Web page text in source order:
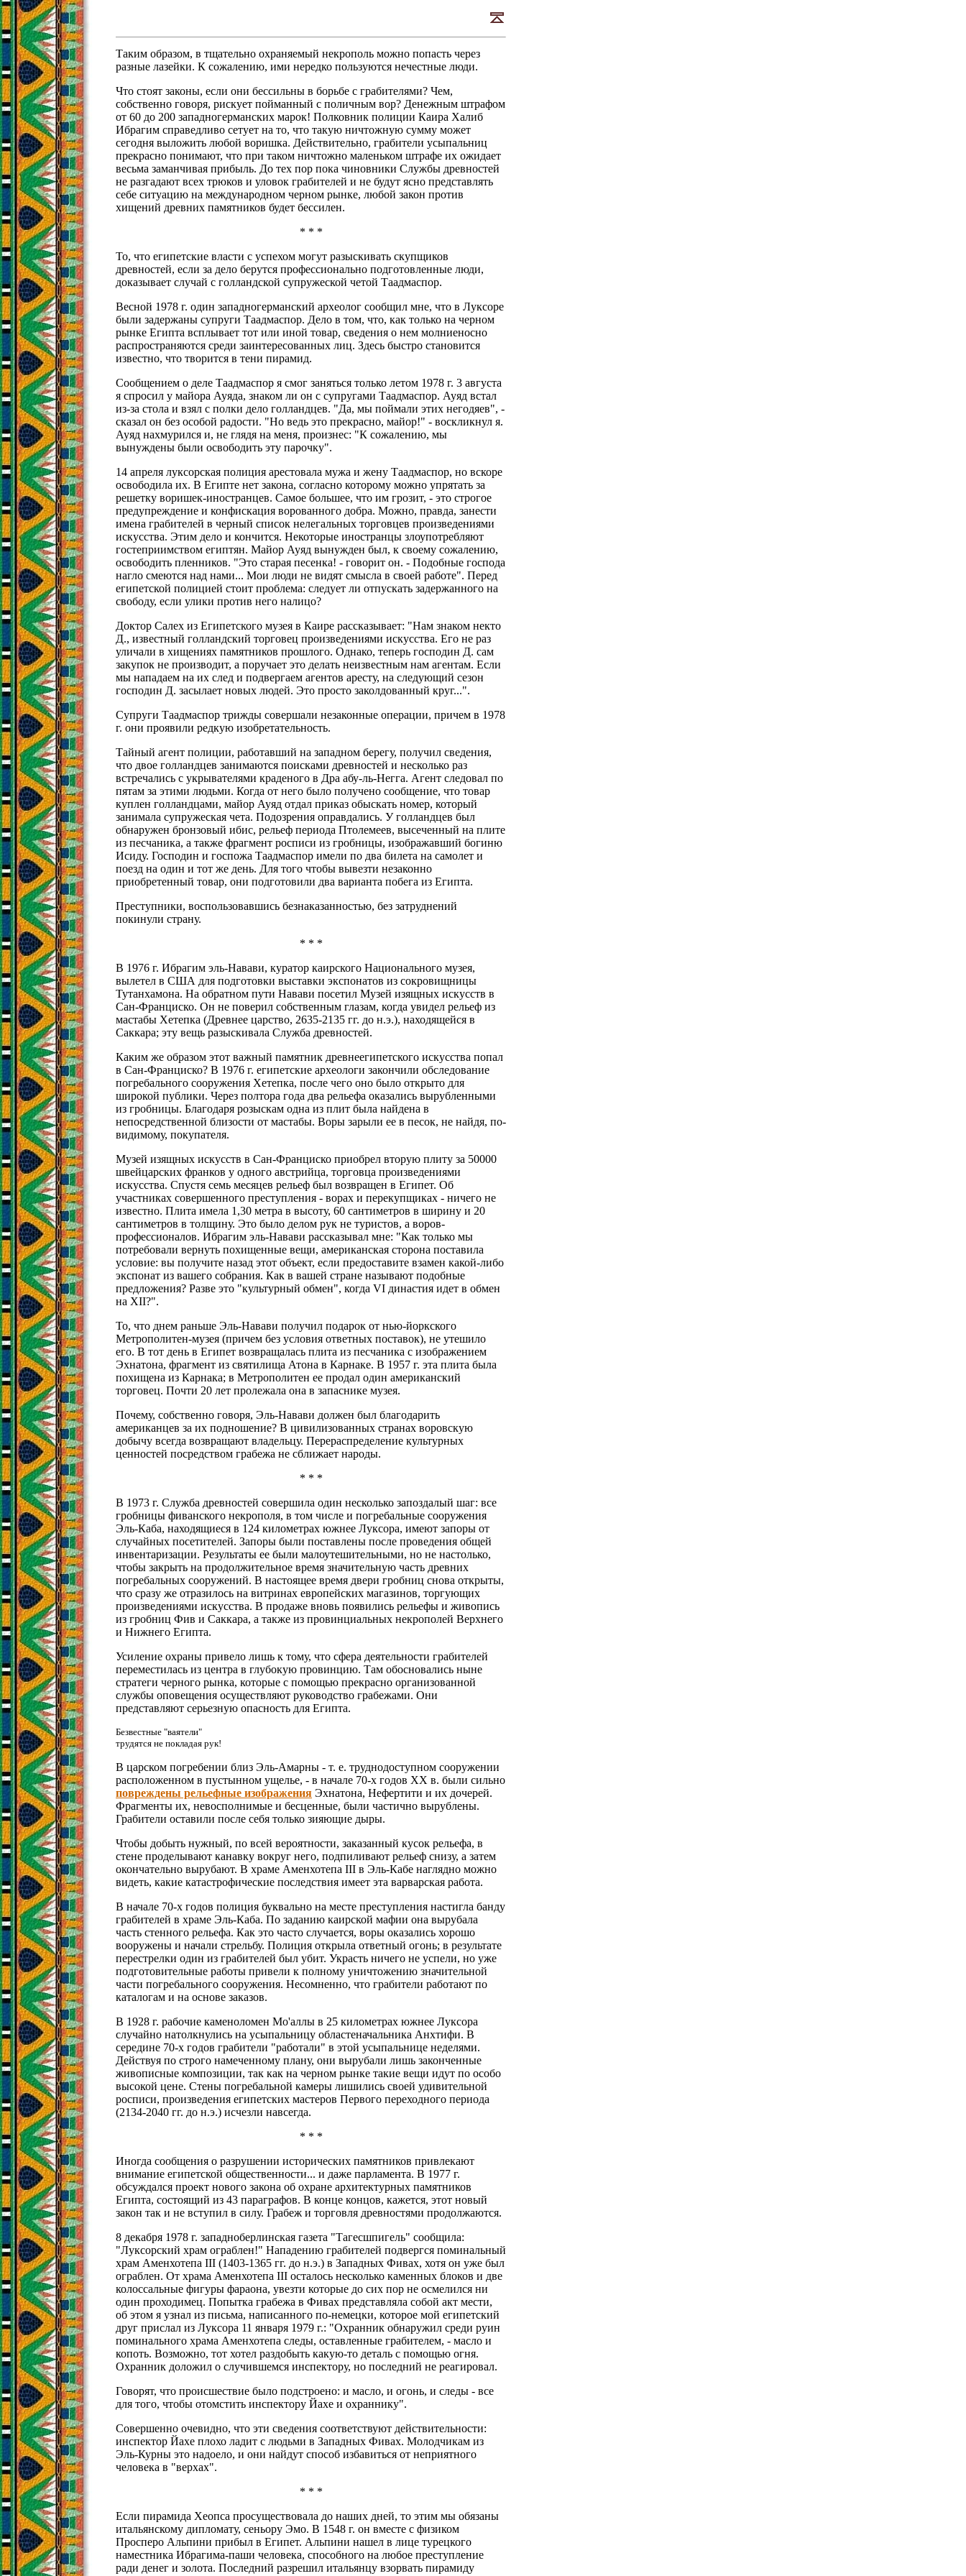
Таким образом, в тщательно охраняемый некрополь можно попасть через
разные лазейки. К сожалению, ими нередко пользуются нечестные люди.
Что стоят законы, если они бессильны в борьбе с грабителями? Чем,
собственно говоря, рискует пойманный с поличным вор? Денежным штрафом
от 60 до 200 западногерманских марок! Полковник полиции Каира Халиб
Ибрагим справедливо сетует на то, что такую ничтожную сумму может
сегодня выложить любой воришка. Действительно, грабители усыпальниц
прекрасно понимают, что при таком ничтожно маленьком штрафе их ожидает
весьма заманчивая прибыль. До тех пор пока чиновники Службы древностей
не разгадают всех трюков и уловок грабителей и не будут ясно представлять
себе ситуацию на международном черном рынке, любой закон против
хищений древних памятников будет бессилен.
* * *
То, что египетские власти с успехом могут разыскивать скупщиков
древностей, если за дело берутся профессионально подготовленные люди,
доказывает случай с голландской супружеской четой Таадмаспор.
Весной 1978 г. один западногерманский археолог сообщил мне, что в Луксоре
были задержаны супруги Таадмаспор. Дело в том, что, как только на черном
рынке Египта всплывает тот или иной товар, сведения о нем молниеносно
распространяются среди заинтересованных лиц. Здесь быстро становится
известно, что творится в тени пирамид.
Сообщением о деле Таадмаспор я смог заняться только летом 1978 г. 3 августа
я спросил у майора Ауяда, знаком ли он с супругами Таадмаспор. Ауяд встал
из-за стола и взял с полки дело голландцев. "Да, мы поймали этих негодяев", -
сказал он без особой радости. "Но ведь это прекрасно, майор!" - воскликнул я.
Ауяд нахмурился и, не глядя на меня, произнес: "К сожалению, мы
вынуждены были освободить эту парочку".
14 апреля луксорская полиция арестовала мужа и жену Таадмаспор, но вскоре
освободила их. В Египте нет закона, согласно которому можно упрятать за
решетку воришек-иностранцев. Самое большее, что им грозит, - это строгое
предупреждение и конфискация ворованного добра. Можно, правда, занести
имена грабителей в черный список нелегальных торговцев произведениями
искусства. Этим дело и кончится. Некоторые иностранцы злоупотребляют
гостеприимством египтян. Майор Ауяд вынужден был, к своему сожалению,
освободить пленников. "Это старая песенка! - говорит он. - Подобные господа
нагло смеются над нами... Мои люди не видят смысла в своей работе". Перед
египетской полицией стоит проблема: следует ли отпускать задержанного на
свободу, если улики против него налицо?
Доктор Салех из Египетского музея в Каире рассказывает: "Нам знаком некто
Д., известный голландский торговец произведениями искусства. Его не раз
уличали в хищениях памятников прошлого. Однако, теперь господин Д. сам
закупок не производит, а поручает это делать неизвестным нам агентам. Если
мы нападаем на их след и подвергаем агентов аресту, на следующий сезон
господин Д. засылает новых людей. Это просто заколдованный круг...".
Супруги Таадмаспор трижды совершали незаконные операции, причем в 1978
г. они проявили редкую изобретательность.
Тайный агент полиции, работавший на западном берегу, получил сведения,
что двое голландцев занимаются поисками древностей и несколько раз
встречались с укрывателями краденого в Дра абу-ль-Негга. Агент следовал по
пятам за этими людьми. Когда от него было получено сообщение, что товар
куплен голландцами, майор Ауяд отдал приказ обыскать номер, который
занимала супружеская чета. Подозрения оправдались. У голландцев был
обнаружен бронзовый ибис, рельеф периода Птолемеев, высеченный на плите
из песчаника, а также фрагмент росписи из гробницы, изображавший богиню
Исиду. Господин и госпожа Таадмаспор имели по два билета на самолет и
поезд на один и тот же день. Для того чтобы вывезти незаконно
приобретенный товар, они подготовили два варианта побега из Египта.
Преступники, воспользовавшись безнаказанностью, без затруднений
покинули страну.
* * *
В 1976 г. Ибрагим эль-Навави, куратор каирского Национального музея,
вылетел в США для подготовки выставки экспонатов из сокровищницы
Тутанхамона. На обратном пути Навави посетил Музей изящных искусств в
Сан-Франциско. Он не поверил собственным глазам, когда увидел рельеф из
мастабы Хетепка (Древнее царство, 2635-2135 гг. до н.э.), находящейся в
Саккара; эту вещь разыскивала Служба древностей.
Каким же образом этот важный памятник древнеегипетского искусства попал
в Сан-Франциско? В 1976 г. египетские археологи закончили обследование
погребального сооружения Хетепка, после чего оно было открыто для
широкой публики. Через полтора года два рельефа оказались вырубленными
из гробницы. Благодаря розыскам одна из плит была найдена в
непосредственной близости от мастабы. Воры зарыли ее в песок, не найдя, по-
видимому, покупателя.
Музей изящных искусств в Сан-Франциско приобрел вторую плиту за 50000
швейцарских франков у одного австрийца, торговца произведениями
искусства. Спустя семь месяцев рельеф был возвращен в Египет. Об
участниках совершенного преступления - ворах и перекупщиках - ничего не
известно. Плита имела 1,30 метра в высоту, 60 сантиметров в ширину и 20
сантиметров в толщину. Это было делом рук не туристов, а воров-
профессионалов. Ибрагим эль-Навави рассказывал мне: "Как только мы
потребовали вернуть похищенные вещи, американская сторона поставила
условие: вы получите назад этот объект, если предоставите взамен какой-либо
экспонат из вашего собрания. Как в вашей стране называют подобные
предложения? Разве это "культурный обмен", когда VI династия идет в обмен
на XII?".
То, что днем раньше Эль-Навави получил подарок от нью-йоркского
Метрополитен-музея (причем без условия ответных поставок), не утешило
его. В тот день в Египет возвращалась плита из песчаника с изображением
Эхнатона, фрагмент из святилища Атона в Карнаке. В 1957 г. эта плита была
похищена из Карнака; в Метрополитен ее продал один американский
торговец. Почти 20 лет пролежала она в запаснике музея.
Почему, собственно говоря, Эль-Навави должен был благодарить
американцев за их подношение? В цивилизованных странах воровскую
добычу всегда возвращают владельцу. Перераспределение культурных
ценностей посредством грабежа не сближает народы.
* * *
В 1973 г. Служба древностей совершила один несколько запоздалый шаг: все
гробницы фиванского некрополя, в том числе и погребальные сооружения
Эль-Каба, находящиеся в 124 километрах южнее Луксора, имеют запоры от
случайных посетителей. Запоры были поставлены после проведения общей
инвентаризации. Результаты ее были малоутешительными, но не настолько,
чтобы закрыть на продолжительное время значительную часть древних
погребальных сооружений. В настоящее время двери гробниц снова открыты,
что сразу же отразилось на витринах европейских магазинов, торгующих
произведениями искусства. В продаже вновь появились рельефы и живопись
из гробниц Фив и Саккара, а также из провинциальных некрополей Верхнего
и Нижнего Египта.
Усиление охраны привело лишь к тому, что сфера деятельности грабителей
переместилась из центра в глубокую провинцию. Там обосновались ныне
стратеги черного рынка, которые с помощью прекрасно организованной
службы оповещения осуществляют руководство грабежами. Они
представляют серьезную опасность для Египта.
Безвестные "ваятели"
трудятся не покладая рук!
В царском погребении близ Эль-Амарны - т. е. труднодоступном сооружении
расположенном в пустынном ущелье, - в начале 70-х годов XX в. были сильно
повреждены рельефные изображения Эхнатона, Нефертити и их дочерей.
Фрагменты их, невосполнимые и бесценные, были частично вырублены.
Грабители оставили после себя только зияющие дыры.
Чтобы добыть нужный, по всей вероятности, заказанный кусок рельефа, в
стене проделывают канавку вокруг него, подпиливают рельеф снизу, а затем
окончательно вырубают. В храме Аменхотепа III в Эль-Кабе наглядно можно
видеть, какие катастрофические последствия имеет эта варварская работа.
В начале 70-х годов полиция буквально на месте преступления настигла банду
грабителей в храме Эль-Каба. По заданию каирской мафии она вырубала
часть стенного рельефа. Как это часто случается, воры оказались хорошо
вооружены и начали стрельбу. Полиция открыла ответный огонь; в результате
перестрелки один из грабителей был убит. Украсть ничего не успели, но уже
подготовительные работы привели к полному уничтожению значительной
части погребального сооружения. Несомненно, что грабители работают по
каталогам и на основе заказов.
В 1928 г. рабочие каменоломен Мо'аллы в 25 километрах южнее Луксора
случайно натолкнулись на усыпальницу областеначальника Анхтифи. В
середине 70-х годов грабители "работали" в этой усыпальнице неделями.
Действуя по строго намеченному плану, они вырубали лишь законченные
живописные композиции, так как на черном рынке такие вещи идут по особо
высокой цене. Стены погребальной камеры лишились своей удивительной
росписи, произведения египетских мастеров Первого переходного периода
(2134-2040 гг. до н.э.) исчезли навсегда.
* * *
Иногда сообщения о разрушении исторических памятников привлекают
внимание египетской общественности... и даже парламента. В 1977 г.
обсуждался проект нового закона об охране архитектурных памятников
Египта, состоящий из 43 параграфов. В конце концов, кажется, этот новый
закон так и не вступил в силу. Грабеж и торговля древностями продолжаются.
8 декабря 1978 г. западноберлинская газета "Тагесшпигель" сообщила:
"Луксорский храм ограблен!" Нападению грабителей подвергся поминальный
храм Аменхотепа III (1403-1365 гг. до н.э.) в Западных Фивах, хотя он уже был
ограблен. От храма Аменхотепа III осталось несколько каменных блоков и две
колоссальные фигуры фараона, увезти которые до сих пор не осмелился ни
один проходимец. Попытка грабежа в Фивах представляла собой акт мести,
об этом я узнал из письма, написанного по-немецки, которое мой египетский
друг прислал из Луксора 11 января 1979 г.: "Охранник обнаружил среди руин
поминального храма Аменхотепа следы, оставленные грабителем, - масло и
копоть. Возможно, тот хотел раздобыть какую-то деталь с помощью огня.
Охранник доложил о случившемся инспектору, но последний не реагировал.
Говорят, что происшествие было подстроено: и масло, и огонь, и следы - все
для того, чтобы отомстить инспектору Йахе и охраннику".
Совершенно очевидно, что эти сведения соответствуют действительности:
инспектор Йахе плохо ладит с людьми в Западных Фивах. Молодчикам из
Эль-Курны это надоело, и они найдут способ избавиться от неприятного
человека в "верхах".
* * *
Если пирамида Хеопса просуществовала до наших дней, то этим мы обязаны
итальянскому дипломату, сеньору Эмо. В 1548 г. он вместе с физиком
Просперо Альпини прибыл в Египет. Альпини нашел в лице турецкого
наместника Ибрагима-паши человека, способного на любое преступление
ради денег и золота. Последний разрешил итальянцу взорвать пирамиду